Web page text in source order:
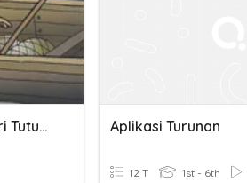
Menelusuri Karakter Dari Tuturan Dan Tindakan Tokoh Aplikasi Turunan
12 T 1st - 6th